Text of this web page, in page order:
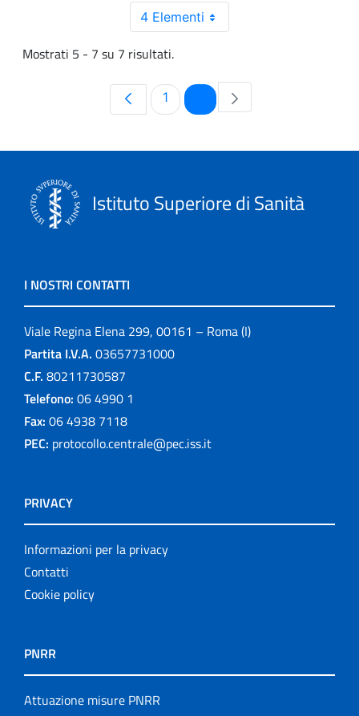
4 Elementi
Mostrati 5 - 7 su 7 risultati.
Pagina
1 Pagina
Istituto Superiore di Sanità
I NOSTRI CONTATTI
Viale Regina Elena 299, 00161 – Roma (I)
Partita I.V.A. 03657731000
C.F. 80211730587
Telefono: 06 4990 1
Fax: 06 4938 7118
PEC: protocollo.centrale@pec.iss.it
PRIVACY
Informazioni per la privacy
Contatti
Cookie policy
PNRR
Attuazione misure PNRR